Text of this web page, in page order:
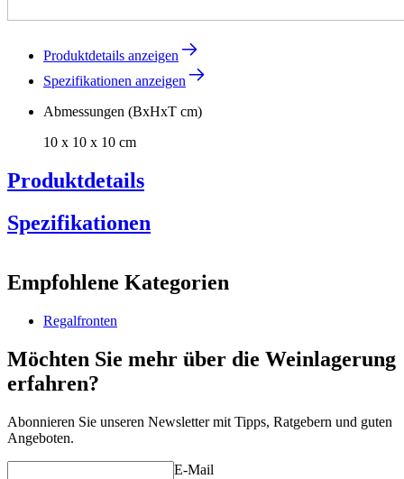
Produktdetails anzeigen
Spezifikationen anzeigen
Abmessungen (BxHxT cm)
10 x 10 x 10 cm
Produktdetails
Spezifikationen
ProduktnummerDZ01-0537-1
Allgemein
HerstellerPevino
Abmessungen (BxHxT cm)
Gewicht (kg)
Höhe (cm)10
Breite (cm)
Tiefe (cm)10
Empfohlene Kategorien
Regalfronten
Möchten Sie mehr über die Weinlagerung
erfahren?
Abonnieren Sie unseren Newsletter mit Tipps, Ratgebern und guten
Angeboten.
E-Mail